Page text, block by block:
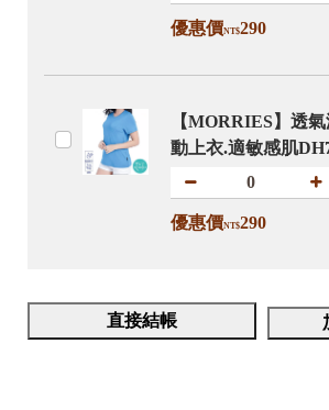
優惠價NT$290
【MORRIES】透
動上衣.適敏感肌
優惠價NT$290
直接結帳